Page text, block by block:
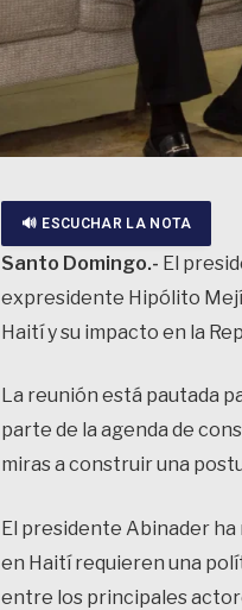
🔊 ESCUCHAR LA NOTA
Santo Domingo.- El
expresidente Hipólito
Haití y su impacto en la
La reunión está pautada
parte de la agenda de
miras a construir una
El presidente Abinader ha
en Haití requieren una
entre los principales